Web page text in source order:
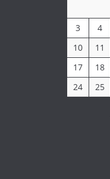
3
4
10
11
17
18
24
25